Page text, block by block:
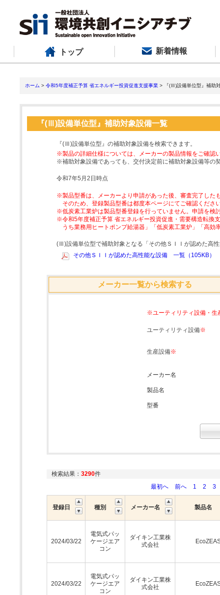
トップ 新着情報
ホーム > 令和5年度補正予算 省エネルギー投資促進支援事業 > 『(Ⅲ)設備単位型』補助
『(Ⅲ)設備単位型』補助対象設備一覧
『(Ⅲ)設備単位型』の補助対象設備を検索できます。
※製品の詳細仕様については、メーカーの製品情報をご確認
※補助対象設備であっても、交付決定前に補助対象設備等の
令和7年5月2日時点
※製品型番は、メーカーより申請があった後、審査完了した
そのため、登録製品型番は都度本ページにてご確認くださ
※低炭素工業炉は製品型番登録を行っていません。申請を検
※令和5年度補正予算 省エネルギー投資促進・需要構造転換
うち業務用ヒートポンプ給湯器」「低炭素工業炉」「高
(Ⅲ)設備単位型で補助対象となる「その他ＳＩＩが認めた高
その他ＳＩＩが認めた高性能な設備 一覧（105KB）
メーカー一覧から検索する
※ユーティリティ設備・生
ユーティリティ設備※
生産設備※
メーカー名
製品名
型番
検索結果： 3290件
最初へ
前へ 1 2 3
登録日 種別 メーカー名 製品名
2024/03/22
電気式パッ
ケージエア
コン
ダイキン工業株
式会社
2024/03/22
電気式パッ
ケージエア
コン
ダイキン工業株
式会社